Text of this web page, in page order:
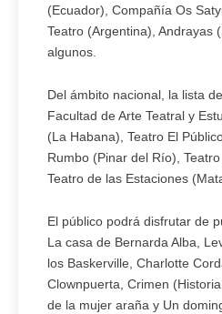
(Ecuador), Compañía Os
Teatro (Argentina), Andrayas
algunos.
Del ámbito nacional, la lista
Facultad de Arte Teatral y
(La Habana), Teatro El
Rumbo (Pinar del Río),
Teatro de las Estaciones
El público podrá disfrutar de
La casa de Bernarda Alba,
los Baskerville, Charlotte
Clownpuerta, Crimen
de la mujer araña y Un